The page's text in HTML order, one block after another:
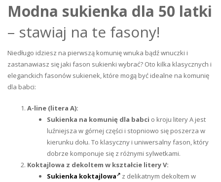
Modna sukienka dla 50 latki
– stawiaj na te fasony!
Niedługo idziesz na pierwszą komunię wnuka bądź wnuczki i
zastanawiasz się jaki fason sukienki wybrać? Oto kilka klasycznych i
eleganckich fasonów sukienek, które mogą być idealne na komunię
dla babci:
A-line (litera A):
Sukienka na komunię dla babci o kroju litery A jest
luźniejsza w górnej części i stopniowo się poszerza w
kierunku dołu. To klasyczny i uniwersalny fason, który
dobrze komponuje się z różnymi sylwetkami.
Koktajlowa z dekoltem w kształcie litery V:
Sukienka koktajlowa
z delikatnym dekoltem w